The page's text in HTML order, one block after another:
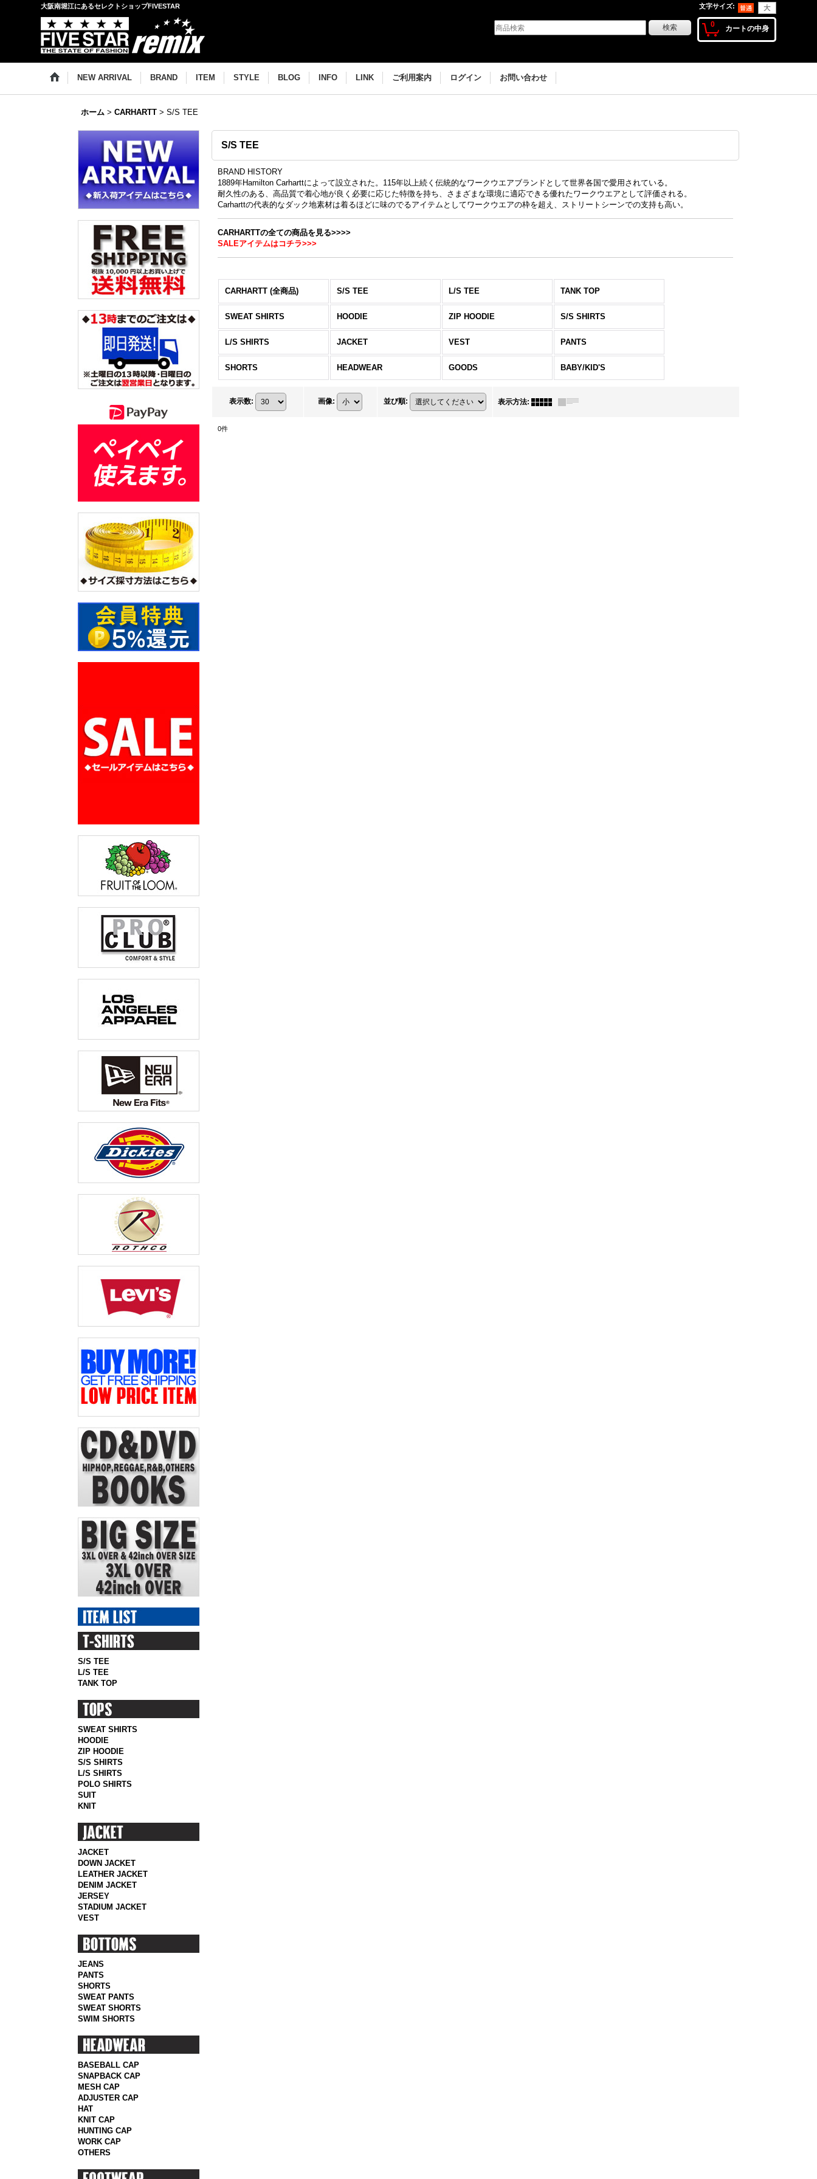
大阪南堀江にあるセレクトショップFIVESTAR 文字サイズ:
0 カートの中身
NEW ARRIVAL BRAND ITEM STYLE BLOG INFO LINK ご利用案内 ログイン お問い合わせ
ホーム > CARHARTT > S/S TEE
S/S TEE
L/S TEE
TANK TOP
SWEAT SHIRTS
HOODIE
ZIP HOODIE
S/S SHIRTS
L/S SHIRTS
POLO SHIRTS
SUIT
KNIT
JACKET
DOWN JACKET
LEATHER JACKET
DENIM JACKET
JERSEY
STADIUM JACKET
VEST
JEANS
PANTS
SHORTS
SWEAT PANTS
SWEAT SHORTS
SWIM SHORTS
BASEBALL CAP
SNAPBACK CAP
MESH CAP
ADJUSTER CAP
HAT
KNIT CAP
HUNTING CAP
WORK CAP
OTHERS
S/S TEE
BRAND HISTORY
1889年Hamilton Carharttによって設立された。115年以上続く伝統的なワークウエアブランドとして世界各国で愛用されている。
耐久性のある、高品質で着心地が良く必要に応じた特徴を持ち、さまざまな環境に適応できる優れたワークウエアとして評価される。
Carharttの代表的なダック地素材は着るほどに味のでるアイテムとしてワークウエアの枠を超え、ストリートシーンでの支持も高い。
CARHARTTの全ての商品を見る>>>>
SALEアイテムはコチラ>>>
CARHARTT (全商品) S/S TEE L/S TEE TANK TOP
SWEAT SHIRTS HOODIE ZIP HOODIE S/S SHIRTS
L/S SHIRTS JACKET VEST PANTS
SHORTS HEADWEAR GOODS BABY/KID'S
表示数: 画像: 並び順: 表示方法:
0件